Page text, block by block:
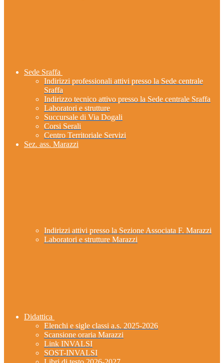
Sede Sraffa
Indirizzi professionali attivi presso la Sede centrale
Sraffa
Indirizzo tecnico attivo presso la Sede centrale Sraffa
Laboratori e strutture
Succursale di Via Dogali
Corsi Serali
Centro Territoriale Servizi
Sez. ass. Marazzi
Indirizzi attivi presso la Sezione Associata F. Marazzi
Laboratori e strutture Marazzi
Didattica
Elenchi e sigle classi a.s. 2025-2026
Scansione oraria Marazzi
Link INVALSI
SOST-INVALSI